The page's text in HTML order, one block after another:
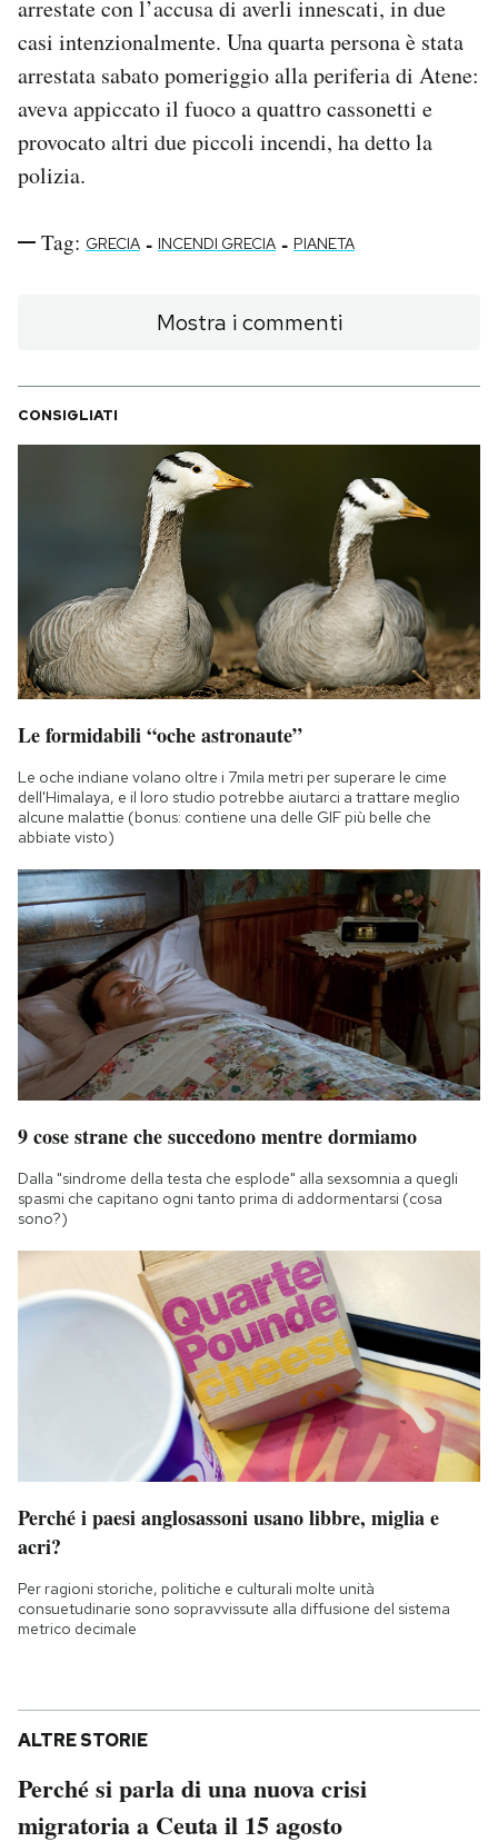
arrestate con l’accusa di averli innescati, in due
casi intenzionalmente. Una quarta persona è stata
arrestata sabato pomeriggio alla periferia di Atene:
aveva appiccato il fuoco a quattro cassonetti e
provocato altri due piccoli incendi, ha detto la
polizia.
Tag: GRECIA - INCENDI GRECIA - PIANETA
Mostra i commenti
CONSIGLIATI
Le formidabili “oche astronaute”
Le oche indiane volano oltre i 7mila metri per superare le cime
dell'Himalaya, e il loro studio potrebbe aiutarci a trattare meglio
alcune malattie (bonus: contiene una delle GIF più belle che
abbiate visto)
9 cose strane che succedono mentre dormiamo
Dalla "sindrome della testa che esplode" alla sexsomnia a quegli
spasmi che capitano ogni tanto prima di addormentarsi (cosa
sono?)
Perché i paesi anglosassoni usano libbre, miglia e
acri?
Per ragioni storiche, politiche e culturali molte unità
consuetudinarie sono sopravvissute alla diffusione del sistema
metrico decimale
ALTRE STORIE
Perché si parla di una nuova crisi
migratoria a Ceuta il 15 agosto